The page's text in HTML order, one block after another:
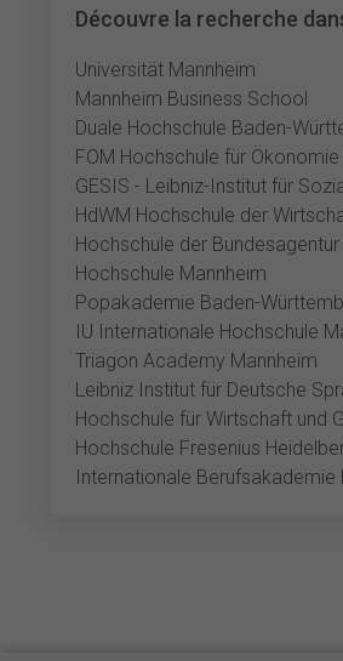
Découvre la recherche
Universität Mannheim
Mannheim Business School
Hochschule der
Hochschule Mannheim
Popakademie Baden-
IU Internationale Hochschule
Triagon Academy Mannheim
Leibniz Institut für Deutsche
Hochschule Fresenius
Internationale Berufsakademie